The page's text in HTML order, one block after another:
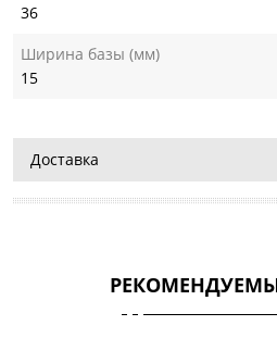
36
Ширина базы (мм)
15
Доставка